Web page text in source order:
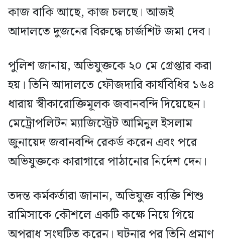
কাজ বাকি আছে, কাজ চলছে। আজই
আদালতে দুজনের বিরুদ্ধে চার্জশিট জমা দেব।
পুলিশ জানায়, অভিযুক্তকে ২০ মে গ্রেপ্তার করা
হয়। তিনি আদালতে ফৌজদারি কার্যবিধির ১৬৪
ধারায় স্বীকারোক্তিমূলক জবানবন্দি দিয়েছেন।
মেট্রোপলিটন ম্যাজিস্ট্রেট আমিনুল ইসলাম
জুনায়েদ জবানবন্দি রেকর্ড করেন এবং পরে
অভিযুক্তকে কারাগারে পাঠানোর নির্দেশ দেন।
তদন্ত কর্মকর্তারা জানান, অভিযুক্ত ব্যক্তি শিশু
রামিসাকে কৌশলে একটি কক্ষে নিয়ে গিয়ে
অপরাধ সংঘটিত করেন। ঘটনার পর তিনি প্রমাণ